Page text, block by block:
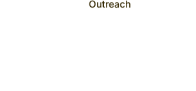
Outreach